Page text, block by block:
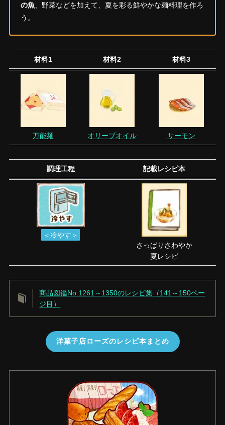
の魚 、野菜などを加えて、夏を彩る鮮やかな麺料理を作ろ
う。
材料1 材料2 材料3
万能麺 オリーブオイル サーモン
調理工程 記載レシピ本
＜冷やす＞
さっぱりさわやか
夏レシピ
商品図鑑No.1261～1350のレシピ集（141～150ペー
ジ目）
洋菓子店ローズのレシピ本まとめ